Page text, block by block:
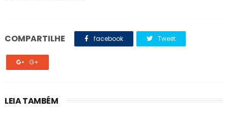
COMPARTILHE facebook Tweet
G+
LEIA TAMBÉM